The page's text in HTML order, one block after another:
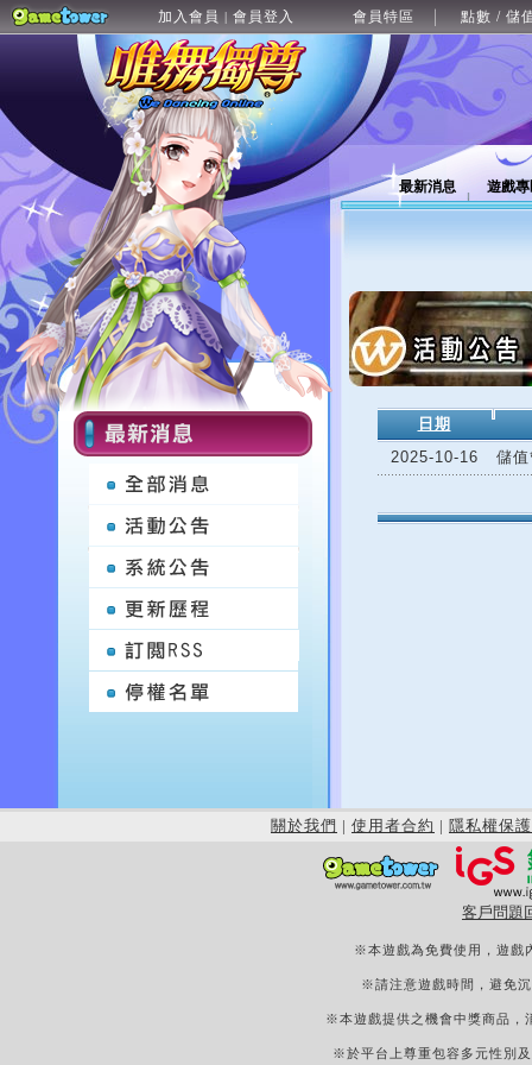
加入會員 | 會員登入 會員特區 點數 / 儲
最新消息 遊戲
日期
2025-10-16
儲
關於我們 | 使用者合約 | 隱私權保護
客戶問題
※本遊戲為免費使用，遊戲
※請注意遊戲時間，避免
※本遊戲提供之機會中獎商品，
※於平台上尊重包容多元性別